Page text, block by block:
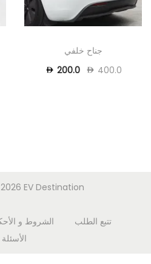
جناح خلفي
400.0
200.0
EV Destination
تتبع الطلب الشروط و